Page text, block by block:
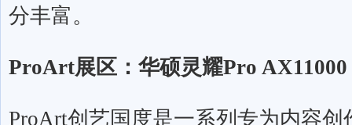
分丰富。
ProArt展区：华硕灵耀Pro AX11000
ProArt创艺国度是一系列专为内容